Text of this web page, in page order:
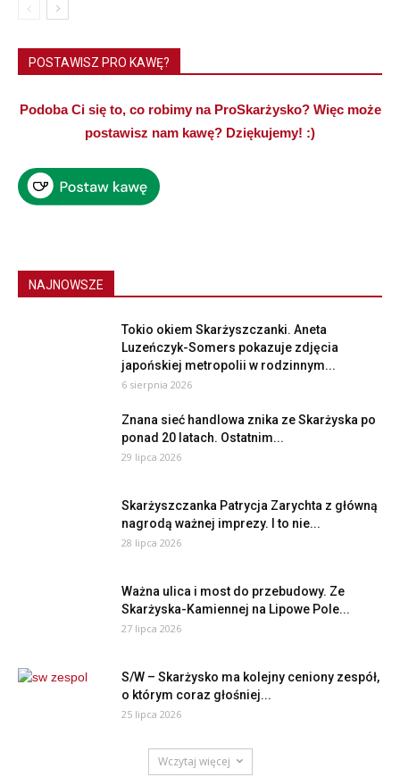
POSTAWISZ PRO KAWĘ?
Podoba Ci się to, co robimy na ProSkarżysko? Więc może
postawisz nam kawę? Dziękujemy! :)
NAJNOWSZE
Tokio okiem Skarżyszczanki. Aneta
Luzeńczyk-Somers pokazuje zdjęcia
japońskiej metropolii w rodzinnym...
6 sierpnia 2026
Znana sieć handlowa znika ze Skarżyska po
ponad 20 latach. Ostatnim...
29 lipca 2026
Skarżyszczanka Patrycja Zarychta z główną
nagrodą ważnej imprezy. I to nie...
28 lipca 2026
Ważna ulica i most do przebudowy. Ze
Skarżyska-Kamiennej na Lipowe Pole...
27 lipca 2026
S/W – Skarżysko ma kolejny ceniony zespół,
o którym coraz głośniej...
25 lipca 2026
Wczytaj więcej